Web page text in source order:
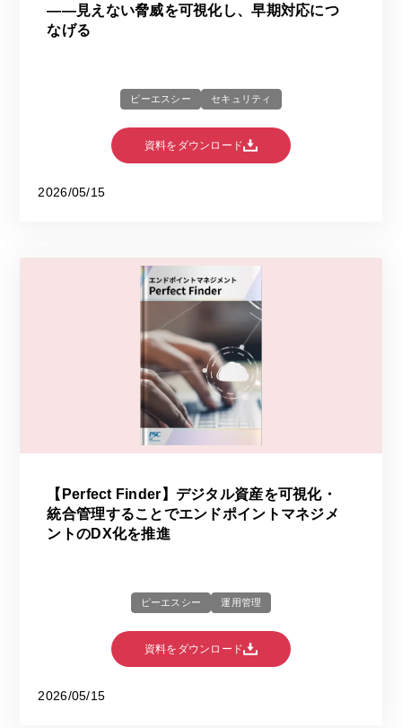
――見えない脅威を可視化し、早期対応につ
なげる
ピーエスシー セキュリティ
資料をダウンロード
2026/05/15
【Perfect Finder】デジタル資産を可視化・
統合管理することでエンドポイントマネジメ
ントのDX化を推進
ピーエスシー 運用管理
資料をダウンロード
2026/05/15